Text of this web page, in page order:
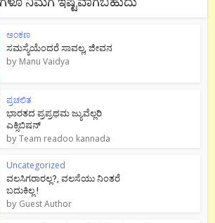
ಅಂಕಣ
ಸಮಸ್ಯೆಯೆಂದರೆ ಸಾವಲ್ಲ, ಜೀವನ
by Manu Vaidya
ಪ್ರಚಲಿತ
ಭಾರತದ ಪ್ರಪ್ರಥಮ ಜ್ಯುವೆಲ್ಲರಿ
ಎಕ್ಸಿಬಿಷನ್
byTeam readoo kannada
Uncategorized
ವಲಸಿಗರಾರಲ್ಲ?, ವಲಸೆಯು ನಿಂತರೆ
ಬದುಕಿಲ್ಲ !
by Guest Author